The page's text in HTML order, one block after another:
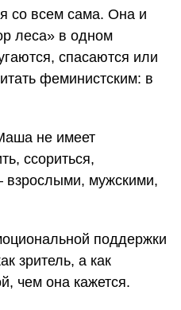
со всем сама. Она и
леса» в одном
спасаются или
феминистским: в
не имеет
ссориться,
взрослыми, мужскими,
поддержки
зритель, а как
чем она кажется.